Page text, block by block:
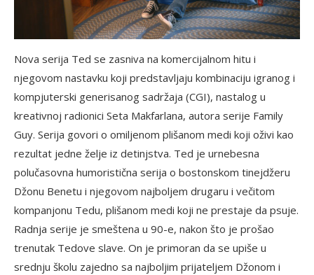
Nova serija Ted se zasniva na komercijalnom hitu i
njegovom nastavku koji predstavljaju kombinaciju igranog i
kompjuterski generisanog sadržaja (CGI), nastalog u
kreativnoj radionici Seta Makfarlana, autora serije Family
Guy. Serija govori o omiljenom plišanom medi koji oživi kao
rezultat jedne želje iz detinjstva. Ted je urnebesna
polučasovna humoristična serija o bostonskom tinejdžeru
Džonu Benetu i njegovom najboljem drugaru i večitom
kompanjonu Tedu, plišanom medi koji ne prestaje da psuje.
Radnja serije je smeštena u 90-e, nakon što je prošao
trenutak Tedove slave. On je primoran da se upiše u
srednju školu zajedno sa najboljim prijateljem Džonom i